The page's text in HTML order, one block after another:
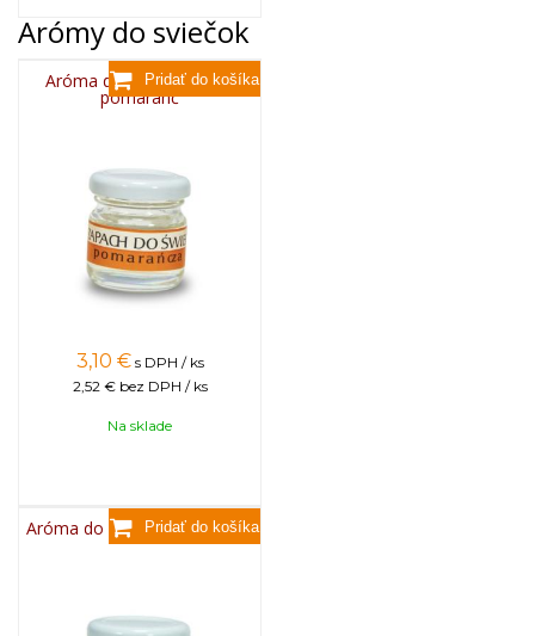
Arómy do sviečok
Aróma do sviečok, 25g -
pomaranč
3,10 € s DPH / ks
2,52 € bez DPH / ks
Na sklade
Aróma do sviečok, 25g - ruža